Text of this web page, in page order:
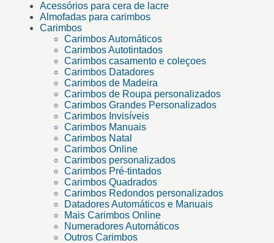
Acessórios para cera de lacre
Almofadas para carimbos
Carimbos
Carimbos Automáticos
Carimbos Autotintados
Carimbos casamento e coleçoes
Carimbos Datadores
Carimbos de Madeira
Carimbos de Roupa personalizados
Carimbos Grandes Personalizados
Carimbos Invisíveis
Carimbos Manuais
Carimbos Natal
Carimbos Online
Carimbos personalizados
Carimbos Pré-tintados
Carimbos Quadrados
Carimbos Redondos personalizados
Datadores Automáticos e Manuais
Mais Carimbos Online
Numeradores Automáticos
Outros Carimbos